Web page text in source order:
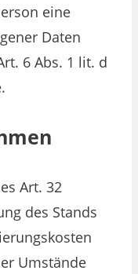
eine
Daten
6 Abs. 1 lit. d
Art. 32
des Stands
Umstände